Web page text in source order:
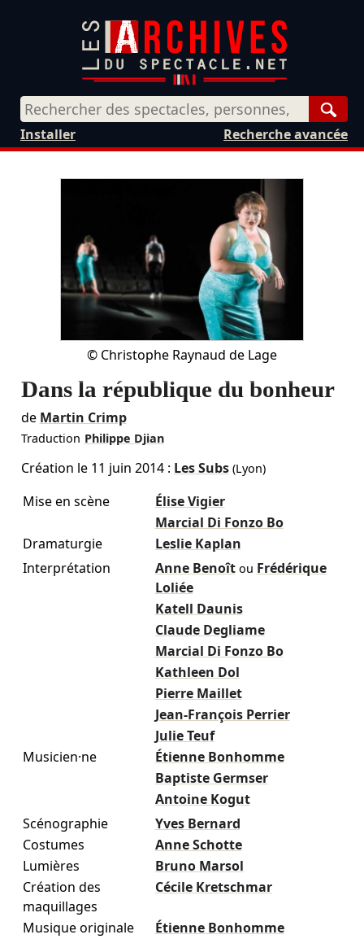
Recherche avancée
Installer
© Christophe Raynaud de Lage
Dans la république du bonheur
de Martin Crimp
Traduction Philippe Djian
Création le 11 juin 2014: Les Subs(Lyon)
Mise en scène
Élise Vigier
Marcial Di Fonzo Bo
Dramaturgie
Leslie Kaplan
Interprétation
Anne Benoît ou Frédérique
Loliée
Katell Daunis
Claude Degliame
Marcial Di Fonzo Bo
Kathleen Dol
Pierre Maillet
Jean-François Perrier
Julie Teuf
Musicien·ne
Étienne Bonhomme
Baptiste Germser
Antoine Kogut
Scénographie
Yves Bernard
Costumes
Anne Schotte
Lumières
Bruno Marsol
Création des
maquillages
Cécile Kretschmar
Musique originale
Étienne Bonhomme